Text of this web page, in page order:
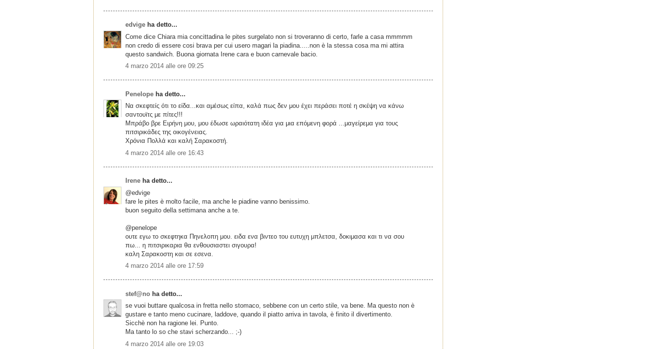
edvige ha detto...
Come dice Chiara mia concittadina le pites surgelato non si troveranno di certo, farle a casa mmmmm
non credo di essere cosi brava per cui usero magari la piadina.....non è la stessa cosa ma mi attira
questo sandwich. Buona giornata Irene cara e buon carnevale bacio.
4 marzo 2014 alle ore 09:25
Penelope ha detto...
Να σκεφτείς ότι το είδα...και αμέσως είπα, καλά πως δεν μου έχει περάσει ποτέ η σκέψη να κάνω
σαντουϊτς με πίτες!!!
Μπράβο βρε Ειρήνη μου, μου έδωσε ωραιότατη ιδέα για μια επόμενη φορά ...μαγείρεμα για τους
πιτσιρικάδες της οικογένειας.
Χρόνια Πολλά και καλή Σαρακοστή.
4 marzo 2014 alle ore 16:43
Irene ha detto...
@edvige
fare le pites è molto facile, ma anche le piadine vanno benissimo.
buon seguito della settimana anche a te.
@penelope
ουτε εγω το σκεφτηκα Πηνελοπη μου. ειδα ενα βιντεο του ευτυχη μπλετσα, δοκιμασα και τι να σου
πω... η πιτσιρικαρια θα ενθουσιαστει σιγουρα!
καλη Σαρακοστη και σε εσενα.
4 marzo 2014 alle ore 17:59
stef@no ha detto...
se vuoi buttare qualcosa in fretta nello stomaco, sebbene con un certo stile, va bene. Ma questo non è
gustare e tanto meno cucinare, laddove, quando il piatto arriva in tavola, è finito il divertimento.
Sicchè non ha ragione lei. Punto.
Ma tanto lo so che stavi scherzando... ;-)
4 marzo 2014 alle ore 19:03